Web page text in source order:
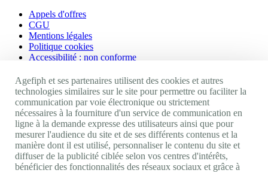
Appels d'offres
CGU
Mentions légales
Politique cookies
Accessibilité : non conforme
Nos autres sites
Site portail Agefiph
Activateur de progrès
Handinnov
Innovation et recherche
Université du RRH
Service AppuiPro
Agefiph et ses partenaires utilisent des cookies et autres
technologies similaires sur le site pour permettre ou faciliter la
communication par voie électronique ou strictement
nécessaires à la fourniture d'un service de communication en
ligne à la demande expresse des utilisateurs ainsi que pour
mesurer l'audience du site et de ses différents contenus et la
manière dont il est utilisé, personnaliser le contenu du site et
diffuser de la publicité ciblée selon vos centres d'intérêts,
bénéficier des fonctionnalités des réseaux sociaux et grâce à